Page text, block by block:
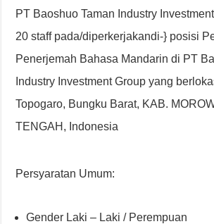
PT Baoshuo Taman Industry
20 staff pada/diperkerjakandi-} posisi
Penerjemah Bahasa Mandarin di PT
Industry Investment Group yang
Topogaro, Bungku Barat, KAB.
TENGAH, Indonesia
Persyaratan Umum:
Gender Laki – Laki / Perempuan